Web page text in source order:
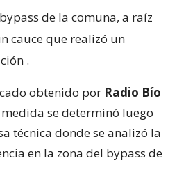
de la comuna, a raíz
cauce que realizó un
.
obtenido por Radio Bío
se determinó luego
técnica donde se analizó la
en la zona del bypass de